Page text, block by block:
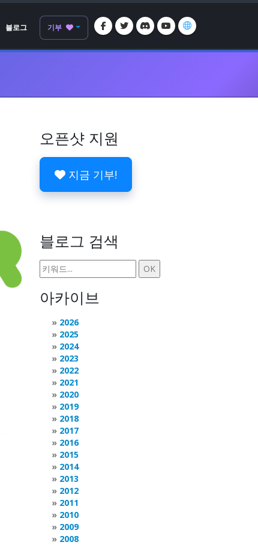
블로그 기부
오픈샷 지원
지금 기부!
블로그 검색
아카이브
2026
2025
2024
2023
2022
2021
2020
2019
2018
2017
2016
2015
2014
2013
2012
2011
2010
2009
2008